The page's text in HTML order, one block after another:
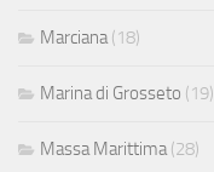
Marciana (18)
Marina di Grosseto (19)
Massa Marittima (28)